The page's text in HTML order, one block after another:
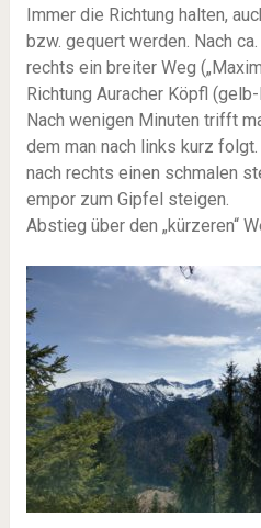
Immer die Richtung halten,
bzw. gequert werden. Nach
rechts ein breiter Weg
Richtung Auracher Köpfl
Nach wenigen Minuten trifft
dem man nach links kurz
nach rechts einen schmalen
empor zum Gipfel steigen.
Abstieg über den „kürzeren“